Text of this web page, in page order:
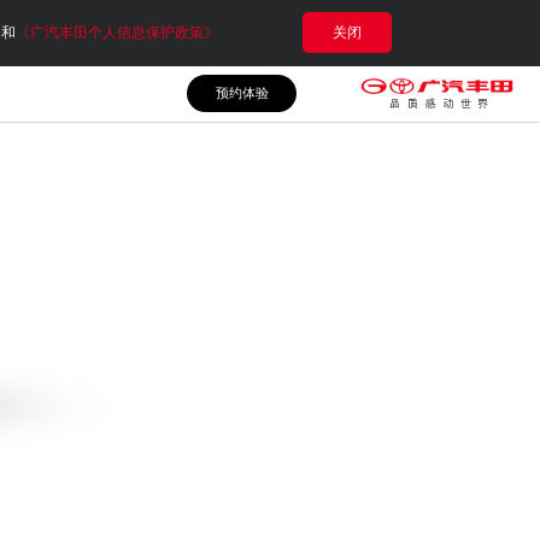
《广汽丰田个人信息保护政策》 关闭
预约体验